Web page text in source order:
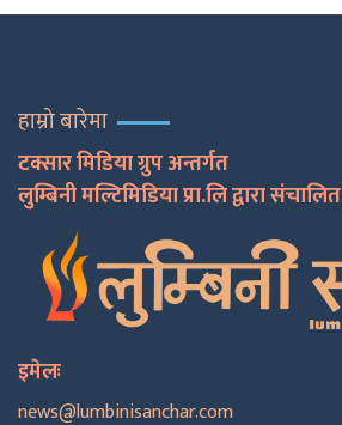
हाम्रो बारेमा
टक्सार मिडिया ग्रुप अन्तर्गत
लुम्बिनी मल्टिमिडिया प्रा.लि द्वारा संचालित
इमेलः
news@lumbinisanchar.com